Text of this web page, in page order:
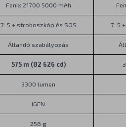
Fenix 21700 5000 mAh
7: 5 + stroboszkóp és SOS 7: 5
Állandó szabályozás
575 m (82 626 cd)
3300 lumen
IGEN
256 g